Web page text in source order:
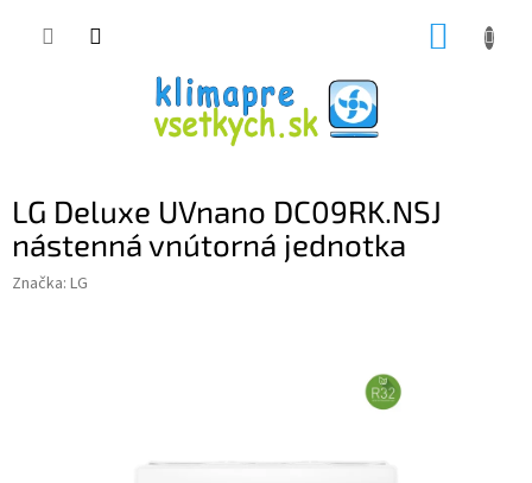
LG Deluxe UVnano DC09RK.NSJ
nástenná vnútorná jednotka
Značka: LG